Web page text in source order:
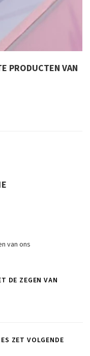
PRODUCTEN VAN
van ons
DE ZEGEN VAN
ZET VOLGENDE